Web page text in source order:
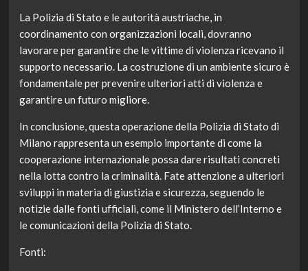
La Polizia di Stato e le autorità austriache, in
coordinamento con organizzazioni locali, dovranno
lavorare per garantire che le vittime di violenza ricevano il
supporto necessario. La costruzione di un ambiente sicuro è
fondamentale per prevenire ulteriori atti di violenza e
garantire un futuro migliore.
In conclusione, questa operazione della Polizia di Stato di
Milano rappresenta un esempio importante di come la
cooperazione internazionale possa dare risultati concreti
nella lotta contro la criminalità. Fate attenzione a ulteriori
sviluppi in materia di giustizia e sicurezza, seguendo le
notizie dalle fonti ufficiali, come il Ministero dell’Interno e
le comunicazioni della Polizia di Stato.
Fonti: